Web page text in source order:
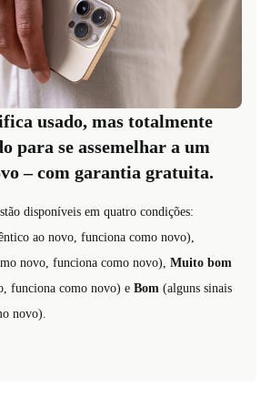
usado, mas totalmente
para se assemelhar a um
– com garantia gratuita.
disponíveis em quatro condições:
ao novo, funciona como novo),
novo, funciona como novo), Muito bom
funciona como novo) e Bom (alguns sinais
novo).